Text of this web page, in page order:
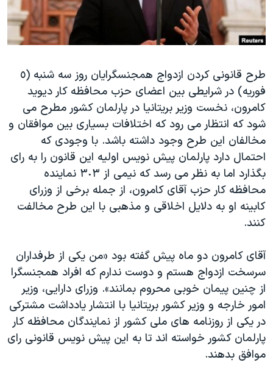
فرهنگ و زندگی
حقوق شهروندی
علم و فناوری
اسرائیل در جنگ
گالری عکس
آرشیو پخش زنده
مستندها
انتخابات ریاست جمهوری آمریکا ۲۰۲۴
رمز مهسا
ورزش زنان در ایران
اعتراضات زن، زندگی، آزادی
مجموعه مستندهای دادخواهی
تریبونال مردمی آبان ۹۸
دادگاه حمید نوری
چهل سال گروگان‌گیری
اعتراضات مردمی آبان ۹۸
اسرائیل در جنگ
نرگس محمدی برنده جایزه نوبل صلح
همایش محافظه‌کاران آمریکا «سی‌پک»
صفحه‌های ویژه
سفر پرزیدنت ترامپ به چین
دنبال کنید
زبانهای مختلف
طرح قانونی کردن ازدواج همجنسگرایان روز سه شنبه (٥
فوریه) در شرایطی بین اعضای حزب محافظه کار دیوید
کامرون، نخست وزیر بریتانیا در پارلمان کشور مطرح می
شود که انتظار می رود که اختلافات بسیاری بین موافقان و
مخالفان این طرح وجود داشته باشد. با وجودی که
احتمال دارد پارلمان پیش نویس اولیه این قانون را به رای
بگذارد اما به نظر می رسد که نیمی از ٣٠٣ نماینده
محافظه کار حزب آقای کامرون، از جمله برخی از وزرای
کابینه او به دلایل اخلاقی و مذهبی با این طرح مخالفت
کنند.
آقای کامرون دو ماه پیش گفته بود «من یکی از طرفداران
سرسخت ازدواج هستم و دوست ندارم که افراد همجنسگرا
از چنین پیمان خوبی محروم بمانند». وزرای دارایی، وزیر
امور خارجه و وزیر کشور بریتانیا با انتشار یادداشت مشترکی
در یکی از روزنامه های ملی کشور از نمایندگان محافظه کار
پارلمان کشور خواسته اند تا به این پیش نویس قانونی رای
موافق بدهند.